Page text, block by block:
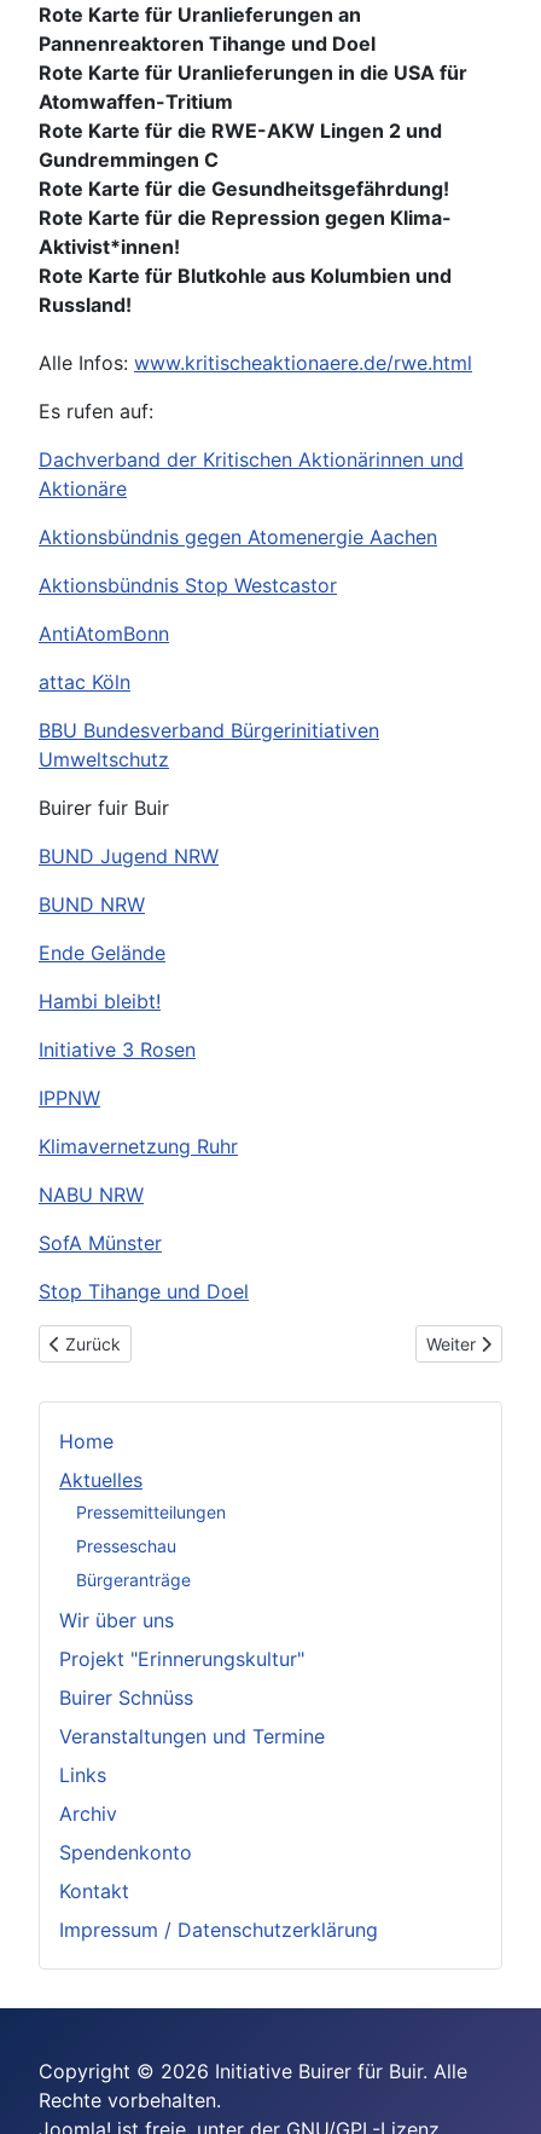
Home
Aktuelles
Pressemitteilungen
Presseschau
Bürgeranträge
Wir über uns
Projekt "Erinnerungskultur"
Buirer Schnüss
Veranstaltungen und Termine
Links
Archiv
Spendenkonto
Kontakt
Impressum / Datenschutzerklärung
Rote Karte für Uranlieferungen an
Pannenreaktoren Tihange und Doel
Rote Karte für Uranlieferungen in die USA für
Atomwaffen-Tritium
Rote Karte für die RWE-AKW Lingen 2 und
Gundremmingen C
Rote Karte für die Gesundheitsgefährdung!
Rote Karte für die Repression gegen Klima-
Aktivist*innen!
Rote Karte für Blutkohle aus Kolumbien und
Russland!
Alle Infos: www.kritischeaktionaere.de/rwe.html
Es rufen auf:
Dachverband der Kritischen Aktionärinnen und
Aktionäre
Aktionsbündnis gegen Atomenergie Aachen
Aktionsbündnis Stop Westcastor
AntiAtomBonn
attac Köln
BBU Bundesverband Bürgerinitiativen
Umweltschutz
Buirer fuir Buir
BUND Jugend NRW
BUND NRW
Ende Gelände
Hambi bleibt!
Initiative 3 Rosen
IPPNW
Klimavernetzung Ruhr
NABU NRW
SofA Münster
Stop Tihange und Doel
Vorheriger Beitrag: Wälder bewahren, Klima schützen,
Zurück Nächster
Weiter
Copyright © 2026 Initiative Buirer für Buir. Alle
Rechte vorbehalten.